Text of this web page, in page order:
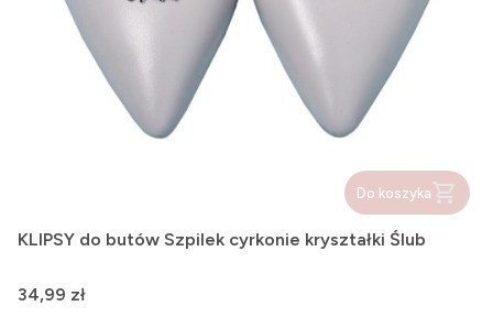
Do koszyka
KLIPSY do butów Szpilek cyrkonie kryształki Ślub
Cena
34,99 zł